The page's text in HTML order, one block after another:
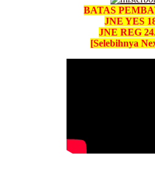
BATAS
JNE YES
JNE REG
[Selebihnya